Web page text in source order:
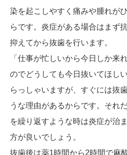
染を起こしやすく痛みや腫れが
らです。炎症がある場合はまず
抑えてから抜歯を行います。
「仕事が忙しいから今日しか来
のでどうしても今日抜いてほし
らっしゃいますが、すぐには抜
うな理由があるからです。それ
を繰り返すような時は炎症が治
方が良いでしょう。
抜歯後は薬1時間から2時間で麻